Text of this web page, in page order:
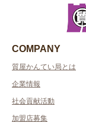
COMPANY
質屋かんてい局とは
企業情報
社会貢献活動
加盟店募集